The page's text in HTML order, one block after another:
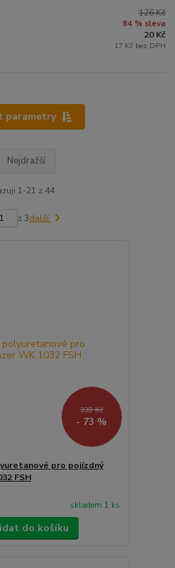
126 Kč
84 % sleva
20 Kč
17 Kč bez DPH
parametry
Nejdražší
1-21 z 44
z 3další
338 Kč
- 73 %
pro pojízdný
FSH
skladem 1 ks
do košíku